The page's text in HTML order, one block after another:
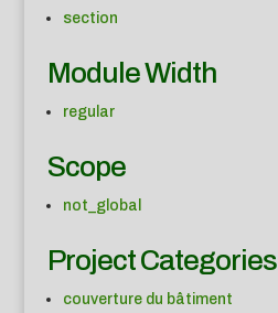
section
Module Width
regular
Scope
not_global
Project Categories
couverture du bâtiment